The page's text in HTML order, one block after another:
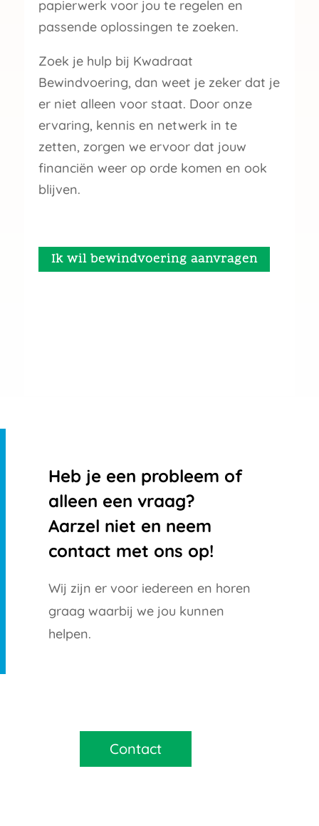
papierwerk voor jou te regelen en
passende oplossingen te zoeken.
Zoek je hulp bij Kwadraat
Bewindvoering, dan weet je zeker dat je
er niet alleen voor staat. Door onze
ervaring, kennis en netwerk in te
zetten, zorgen we ervoor dat jouw
financiën weer op orde komen en ook
blijven.
Ik wil bewindvoering aanvragen
Heb je een probleem of
alleen een vraag?
Aarzel niet en neem
contact met ons op!
Wij zijn er voor iedereen en horen
graag waarbij we jou kunnen
helpen.
Contact